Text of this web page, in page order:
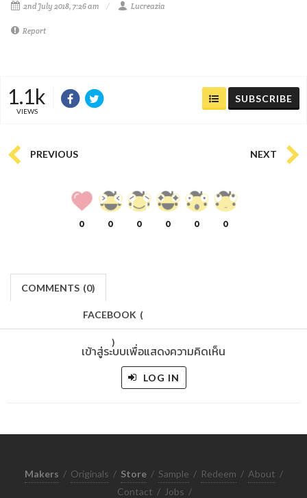
2nd July 2018, 7:26 am Lucreazia
Report
1.1k
VIEWS
SUBSCRIBE
PREVIOUS NEXT
0 0 0 0 0 0
COMMENTS (0)
FACEBOOK (
)
เข้าสู่ระบบเพื่อแสดงความคิดเห็น
LOG IN
Makers / Originals / Store / Sample / Redeem / About /
Contact / Jobs /